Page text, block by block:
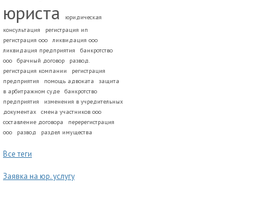
юриста
юридическая
консультация
регистрация ип
регистрация ооо
ликвидация ооо
ликвидация предприятия
банкротство
ооо
брачный договор
развод.
регистрация компании
регистрация
предприятия
помощь адвоката
защита
в арбитражном суде
банкротство
предприятия
изменения в учредительных
документах
смена участников ооо
составление договора
перерегистрация
ооо
развод раздел имущества
Все теги
Заявка на юр. услугу